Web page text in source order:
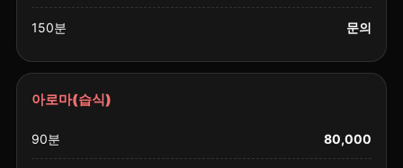
150분 문의
아로마(습식)
90분 80,000